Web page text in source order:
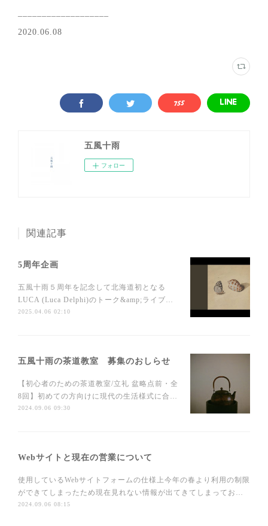
2020.06.08
五風十雨
フォロー
関連記事
5周年企画
五風十雨５周年を記念して北海道初となる
LUCA (Luca Delphi)のトーク&amp;ライブ…
2025.04.06 02:10
五風十雨の茶道教室 募集のおしらせ
【初心者のための茶道教室/立礼 盆略点前・全
8回】初めての方向けに現代の生活様式に合…
2024.09.06 09:30
Webサイトと現在の営業について
使用しているWebサイトフォームの仕様上今年の春より利用の制限
ができてしまったため現在見れない情報が出てきてしまってお…
2024.09.06 08:15